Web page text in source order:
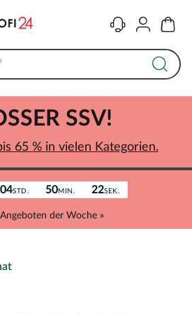
KontaktKonto
04STD. 50MIN. 22SEK.
der Woche »
SSV!
65 % in vielen Kategorien.